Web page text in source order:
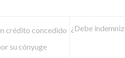
crédito concedido
su cónyuge
¿Debe